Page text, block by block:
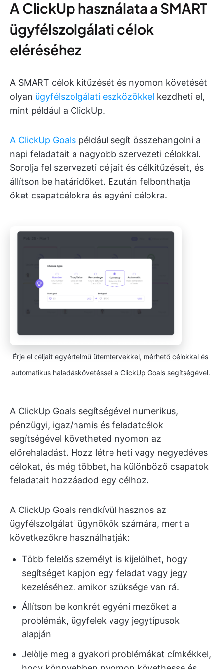
A ClickUp használata a SMART
ügyfélszolgálati célok
eléréséhez
A SMART célok kitűzését és nyomon követését
olyan ügyfélszolgálati eszközökkel kezdheti el,
mint például a ClickUp.
A ClickUp Goals például segít összehangolni a
napi feladatait a nagyobb szervezeti célokkal.
Sorolja fel szervezeti céljait és célkitűzéseit, és
állítson be határidőket. Ezután felbonthatja
őket csapatcélokra és egyéni célokra.
Érje el céljait egyértelmű ütemtervekkel, mérhető célokkal és
automatikus haladáskövetéssel a ClickUp Goals segítségével.
A ClickUp Goals segítségével numerikus,
pénzügyi, igaz/hamis és feladatcélok
segítségével követheted nyomon az
előrehaladást. Hozz létre heti vagy negyedéves
célokat, és még többet, ha különböző csapatok
feladatait hozzáadod egy célhoz.
A ClickUp Goals rendkívül hasznos az
ügyfélszolgálati ügynökök számára, mert a
következőkre használhatják:
Több felelős személyt is kijelölhet, hogy
segítséget kapjon egy feladat vagy jegy
kezeléséhez, amikor szüksége van rá.
Állítson be konkrét egyéni mezőket a
problémák, ügyfelek vagy jegytípusok
alapján
Jelölje meg a gyakori problémákat címkékkel,